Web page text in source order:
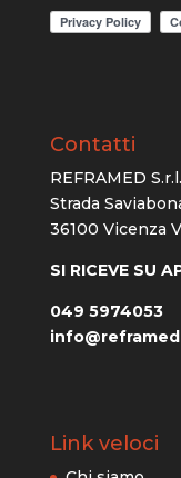
Contatti
REFRAMED S.r.l.
Strada
36100 Vicenza
SI RICEVE SU
049 5974053
Link veloci